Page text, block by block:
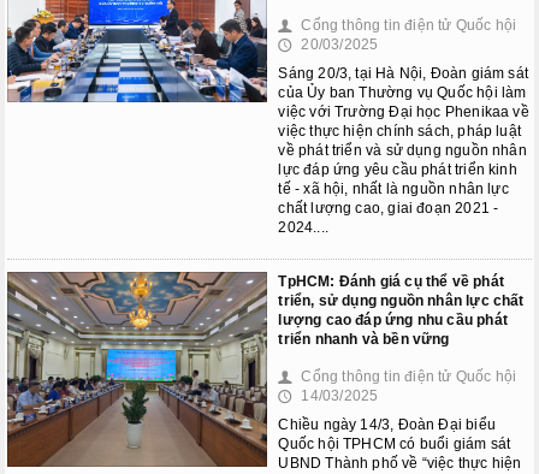
Kỳ họp thứ 8
Kỳ họp thứ 10
Kỳ họp thứ 6
Kỳ họp thứ 5
KỲ HỌP BẤT THƯỜNG LẦN
THỨ 2
CÁC PHIÊN HỌP UBTVQH
👤 Cổng thông tin điện tử Quốc hội
🕔
20/03/2025
Sáng 20/3, tại Hà Nội, Đoàn giám sát
của Ủy ban Thường vụ Quốc hội làm
việc với Trường Đại học Phenikaa về
việc thực hiện chính sách, pháp luật
về phát triển và sử dụng nguồn nhân
lực đáp ứng yêu cầu phát triển kinh
tế - xã hội, nhất là nguồn nhân lực
chất lượng cao, giai đoạn 2021 -
2024....
TpHCM: Đánh giá cụ thể về phát
triển, sử dụng nguồn nhân lực chất
lượng cao đáp ứng nhu cầu phát
triển nhanh và bền vững
👤 Cổng thông tin điện tử Quốc hội
🕔
14/03/2025
Chiều ngày 14/3, Đoàn Đại biểu
Quốc hội TPHCM có buổi giám sát
UBND Thành phố về “việc thực hiện